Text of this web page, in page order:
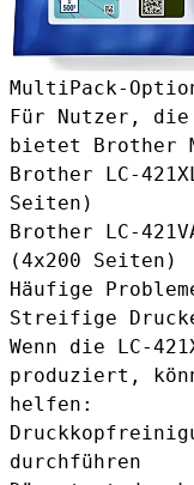
MultiPack-
Für Nutzer,
bietet Brother
Brother LC-
Seiten)
Brother LC-
(4x200 Seiten)
Häufige
Streifige
Wenn die LC-
produziert,
helfen:
durchführen